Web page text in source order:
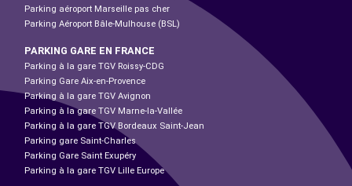
Parking aéroport Marseille pas cher
Parking Aéroport Bâle-Mulhouse (BSL)
PARKING GARE EN FRANCE
Parking à la gare TGV Roissy-CDG
Parking Gare Aix-en-Provence
Parking à la gare TGV Avignon
Parking à la gare TGV Marne-la-Vallée
Parking à la gare TGV Bordeaux Saint-Jean
Parking gare Saint-Charles
Parking Gare Saint Exupéry
Parking à la gare TGV Lille Europe